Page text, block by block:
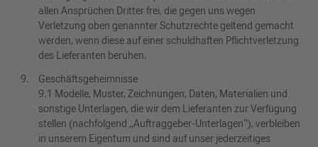
allen Ansprüchen Dritter frei, die gegen uns wegen
Verletzung oben genannter Schutzrechte geltend gemacht
werden, wenn diese auf einer schuldhaften Pflichtverletzung
des Lieferanten beruhen.
Geschäftsgeheimnisse
9.1 Modelle, Muster, Zeichnungen, Daten, Materialien und
sonstige Unterlagen, die wir dem Lieferanten zur Verfügung
stellen (nachfolgend „Auftraggeber-Unterlagen“), verbleiben
in unserem Eigentum und sind auf unser jederzeitiges